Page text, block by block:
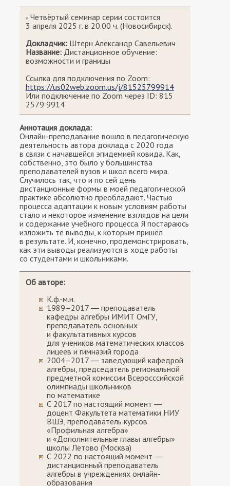
Четвёртый семинар серии состоится
3 апреля 2025 г. в 20.00 ч. (Новосибирск).
Докладчик:Штерн Александр Савельевич
Название:Дистанционное обучение:
возможности и границы
Ссылка для подключения по Zoom:
https://us02web.zoom.us/j/81525799914
Или подключение по Zoom через ID: 815
2579 9914
Аннотация доклада:
Онлайн-преподавание вошло в педагогическую
деятельность автора доклада с 2020 года
в связи с начавшейся эпидемией ковида. Как,
собственно, это было у большинства
преподавателей вузов и школ всего мира.
Случилось так, что и по сей день
дистанционные формы в моей педагогической
практике абсолютно преобладают. Частью
процесса адаптации к новым условиям работы
стало и некоторое изменение взглядов на цели
и содержание учебного процесса. Я постараюсь
изложить те выводы, к которым пришёл
в результате. И, конечно, продемонстрировать,
как эти выводы реализуются в ходе работы
со студентами и школьниками.
Об авторе:
К.ф.-м.н.
1989–2017 ― преподаватель
кафедры алгебры ИМИТ ОмГУ,
преподаватель основных
и факультативных курсов
для учеников математических классов
лицеев и гимназий города
2004–2017 ― заведующий кафедрой
алгебры, председатель региональной
предметной комиссии Всеросссийской
олимпиады школьников
по математике
С 2017 по настоящий момент ―
доцент Факультета математики НИУ
ВШЭ, преподаватель курсов
«Профильная алгебра»
и «Дополнительные главы алгебры»
школы Летово (Москва)
С 2022 по настоящий момент ―
дистанционный преподаватель
алгебры в учреждениях онлайн-
образования